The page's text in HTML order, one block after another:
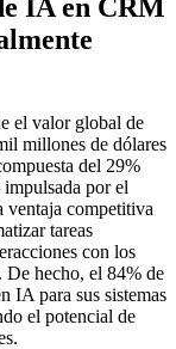
IA en CRM
el valor global de
millones de dólares
del 29%
por el
ventaja competitiva
tareas
con los
De hecho, el 84% de
IA para sus sistemas
el potencial de